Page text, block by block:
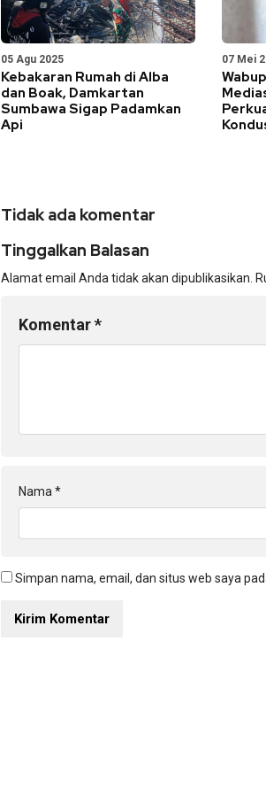
05 Agu 2025
Kebakaran Rumah di Alba
dan Boak, Damkartan
Sumbawa Sigap Padamkan
Api
07 Mei
Tidak ada komentar
Tinggalkan Balasan
Alamat email Anda tidak akan dipublikasikan.
Komentar*
Nama *
Simpan nama, email, dan situs web saya